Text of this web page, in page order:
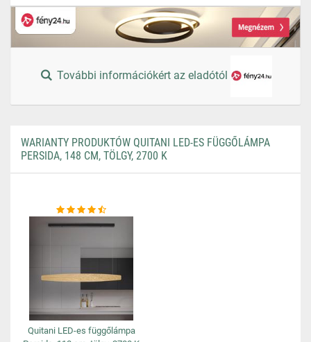
További információkért az eladótól
WARIANTY PRODUKTÓW QUITANI LED-ES FÜGGŐLÁMPA
PERSIDA, 148 CM, TÖLGY, 2700 K
Quitani LED-es függőlámpa